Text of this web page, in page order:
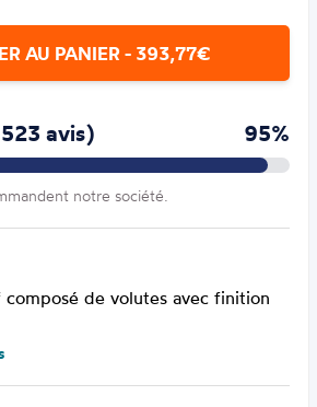
AU PANIER - 393,77€
avis) 95%
notre société.
composé de volutes avec finition